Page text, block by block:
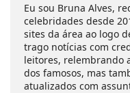
Eu sou Bruna Alves,
celebridades desde
sites da área ao logo
trago notícias com
leitores, relembrando
dos famosos, mas
atualizados com